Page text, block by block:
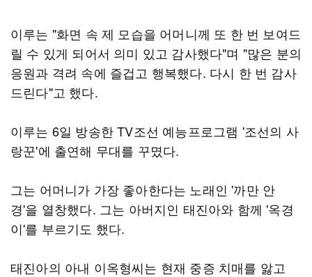
이루는 "화면 속 제 모습을 어머니께 또 한 번 보여드
릴 수 있게 되어서 의미 있고 감사했다"며 "많은 분의
응원과 격려 속에 즐겁고 행복했다. 다시 한 번 감사
드린다"고 했다.
이루는 6일 방송한 TV조선 예능프로그램 '조선의 사
랑꾼'에 출연해 무대를 꾸몄다.
그는 어머니가 가장 좋아한다는 노래인 '까만 안
경'을 열창했다. 그는 아버지인 태진아와 함께 '옥경
이'를 부르기도 했다.
태진아의 아내 이옥형씨는 현재 중증 치매를 앓고